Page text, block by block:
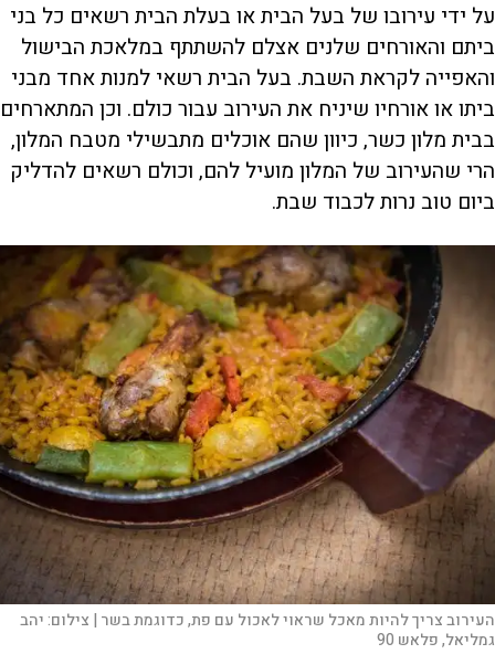
על ידי עירובו של בעל הבית או בעלת הבית רשאים כל בני
ביתם והאורחים שלנים אצלם להשתתף במלאכת הבישול
והאפייה לקראת השבת. בעל הבית רשאי למנות אחד מבני
ביתו או אורחיו שיניח את העירוב עבור כולם. וכן המתארחים
בבית מלון כשר, כיוון שהם אוכלים מתבשילי מטבח המלון,
הרי שהעירוב של המלון מועיל להם, וכולם רשאים להדליק
ביום טוב נרות לכבוד שבת.
העירוב צריך להיות מאכל שראוי לאכול עם פת, כדוגמת בשר | צילום:יהב
גמליאל, פלאש 90